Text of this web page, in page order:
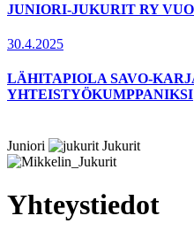
JUNIORI-JUKURIT RY
30.4.2025
LÄHITAPIOLA SAVO-
YHTEISTYÖKUMPPANIKSI
Juniori Jukurit
Yhteystiedot